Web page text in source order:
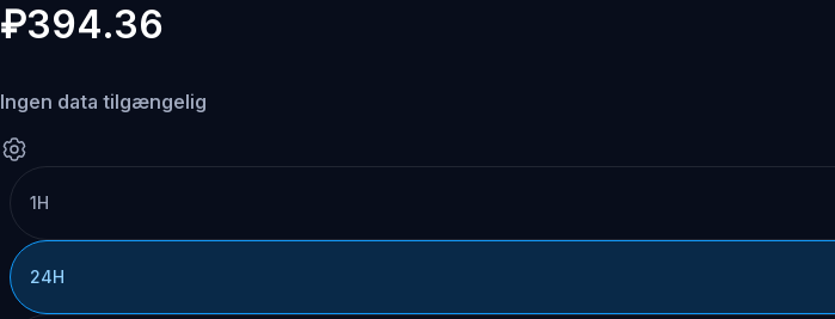
₽394.36
Ingen data tilgængelig
1H
24H